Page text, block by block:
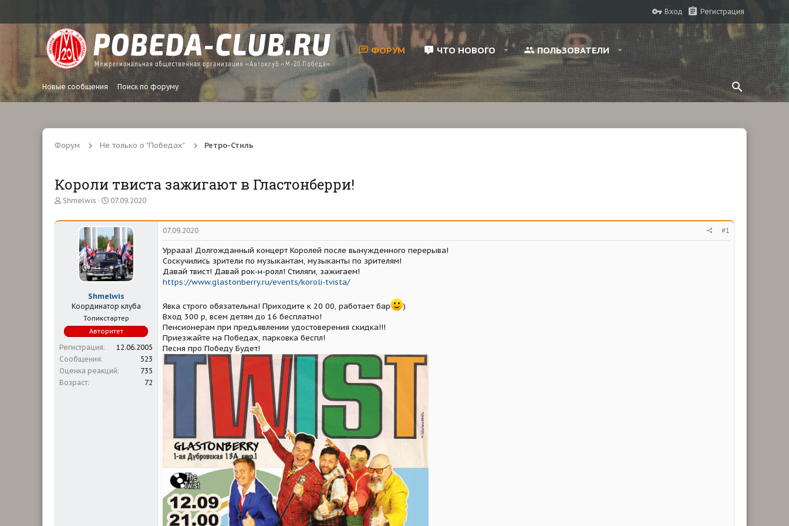
Вход Регистрация
ФОРУМ ЧТО НОВОГО ПОЛЬЗОВАТЕЛИ
Новые сообщения Поиск по форуму
Форум Не только о "Победах" Ретро-Стиль
Короли твиста зажигают в Гластонберри!
А
т
Shmelwis
Д
т
а
н
а
ч
а
л
07.09.2020
Shmelwis
Координатор клуба
Топикстартер
Авторитет
Регистрация
12.06.2005
Сообщения
523
Оценка реакций
735
Возраст
72
07.09.2020 #1
Уррааа! Долгожданный концерт Королей после вынужденного перерыва!
Соскучились зрители по музыкантам, музыканты по зрителям!
Давай твист! Давай рок-н-ролл! Стиляги, зажигаем!
https://www.glastonberry.ru/events/koroli-tvista/
Явка строго обязательна! Приходите к 20 00, работает бар
)
Вход 300 р, всем детям до 16 бесплатно!
Пенсионерам при предъявлении удостоверения скидка!!!
Приезжайте на Победах, парковка беспл!
Песня про Победу Будет!